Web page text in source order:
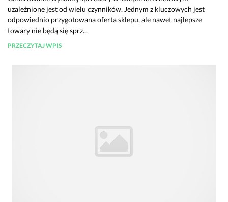
uzależnione jest od wielu czynników. Jednym z kluczowych jest
odpowiednio przygotowana oferta sklepu, ale nawet najlepsze
towary nie będą się sprz...
PRZECZYTAJ WPIS